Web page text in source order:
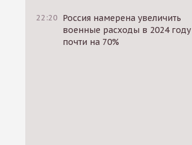
22:20 Россия намерена увеличить
военные расходы в 2024 году
почти на 70%